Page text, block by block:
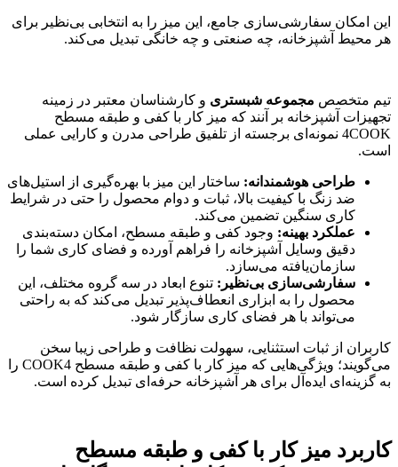
این امکان سفارشی‌سازی جامع، این میز را به انتخابی بی‌نظیر برای
هر محیط آشپزخانه، چه صنعتی و چه خانگی تبدیل می‌کند.
تیم متخصص مجموعه شبستری و کارشناسان معتبر در زمینه
تجهیزات آشپزخانه بر آنند که میز کار با کفی و طبقه مسطح
4COOK نمونه‌ای برجسته از تلفیق طراحی مدرن و کارایی عملی
است.
طراحی هوشمندانه: ساختار این میز با بهره‌گیری از استیل‌های
ضد زنگ با کیفیت بالا، ثبات و دوام محصول را حتی در شرایط
کاری سنگین تضمین می‌کند.
عملکرد بهینه: وجود کفی و طبقه مسطح، امکان دسته‌بندی
دقیق وسایل آشپزخانه را فراهم آورده و فضای کاری شما را
سازمان‌یافته می‌سازد.
سفارشی‌سازی بی‌نظیر : تنوع ابعاد در سه گروه مختلف، این
محصول را به ابزاری انعطاف‌پذیر تبدیل می‌کند که به راحتی
می‌تواند با هر فضای کاری سازگار شود.
کاربران از ثبات استثنایی، سهولت نظافت و طراحی زیبا سخن
می‌گویند؛ ویژگی‌هایی که میز کار با کفی و طبقه مسطح COOK4 را
به گزینه‌ای ایده‌آل برای هر آشپزخانه حرفه‌ای تبدیل کرده است.
کاربرد میز کار با کفی و طبقه مسطح